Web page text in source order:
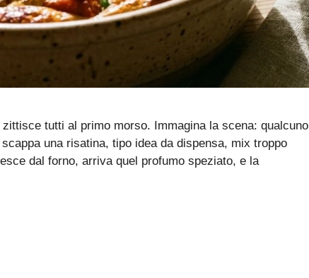
zittisce tutti al primo morso. Immagina la scena: qualcuno
una risatina, tipo idea da dispensa, mix troppo
dal forno, arriva quel profumo speziato, e la